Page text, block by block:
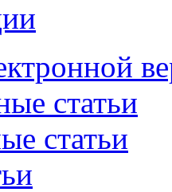
статьи
статьи